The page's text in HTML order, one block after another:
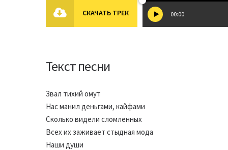
СКАЧАТЬ ТРЕК 00:00
Текст песни
Звал тихий омут
Нас манил деньгами, кайфами
Сколько видели сломленных
Всех их заживает стыдная мода
Наши души